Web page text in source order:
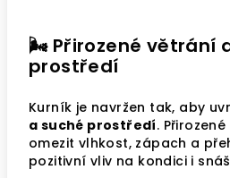
🌬️ Přirozené větrání
prostředí
Kurník je navržen tak, aby
a suché prostředí.
omezit vlhkost, zápach a
pozitivní vliv na kondici i